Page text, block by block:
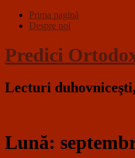
Prima pagină
Despre noi
Predici
Lecturi
Lună: